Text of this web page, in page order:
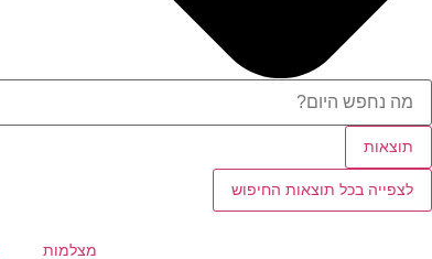
תוצאות
לצפייה בכל תוצאות החיפוש
מצלמות